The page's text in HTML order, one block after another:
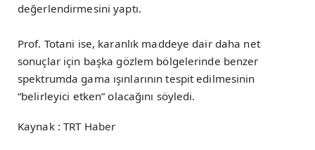
değerlendirmesini yaptı.
Prof. Totani ise, karanlık maddeye dair daha net
sonuçlar için başka gözlem bölgelerinde benzer
spektrumda gama ışınlarının tespit edilmesinin
“belirleyici etken” olacağını söyledi.
Kaynak : TRT Haber